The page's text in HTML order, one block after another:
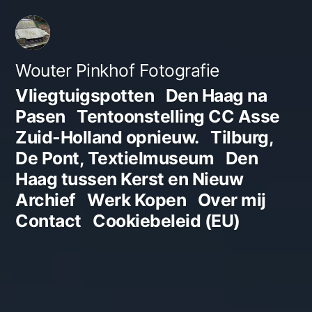
naar
inhoud
Wouter Pinkhof Fotografie
Vliegtuigspotten Den Haag na
Pasen Tentoonstelling CC Asse
Zuid-Holland opnieuw. Tilburg,
De Pont, Textielmuseum
Den
Haag tussen Kerst en Nieuw
Archief Werk Kopen Over mij
Contact Cookiebeleid (EU)